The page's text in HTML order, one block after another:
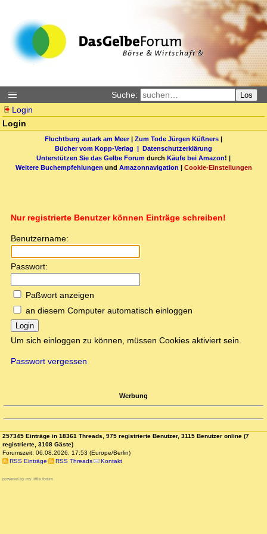
Suche: Los
Login
Login
Fluchtburg autark am Meer| Zum Tode Jürgen Küßners |
Bücher vom Kopp-Verlag | Datenschutzerklärung
Unterstützen Sie das Gelbe Forum durch Käufe bei Amazon! |
Weitere Buchempfehlungen und Amazonnavigation | Cookie-Einstellungen
Nur registrierte Benutzer können Einträge schreiben!
Benutzername:
Passwort:
Paßwort anzeigen
an diesem Computer automatisch einloggen
Login
Um sich einloggen zu können, müssen Cookies aktiviert sein.
Passwort vergessen
Werbung
257345 Einträge in 18361 Threads, 975 registrierte Benutzer, 3115 Benutzer online (7
registrierte, 3108 Gäste)
Forumszeit: 06.08.2026, 17:53 (Europe/Berlin)
RSS Einträge
RSS Threads Kontakt
powered by my little forum